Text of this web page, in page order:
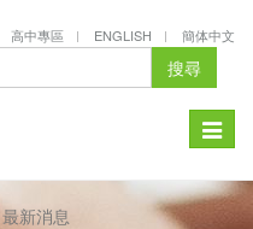
高中專區 ENGLISH 簡体中文
搜尋
Toggle
最新消息